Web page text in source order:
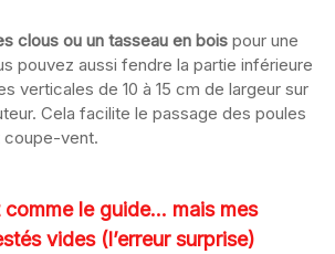
clous ou un tasseau en bois pour une
pouvez aussi fendre la partie inférieure
verticales de 10 à 15 cm de largeur sur
Cela facilite le passage des poules
coupe-vent.
comme le guide... mais mes
vides (l’erreur surprise)